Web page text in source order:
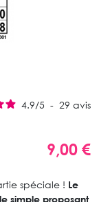
4.9/5 - 29 avis
9,00 €
spéciale ! Le
simple proposant